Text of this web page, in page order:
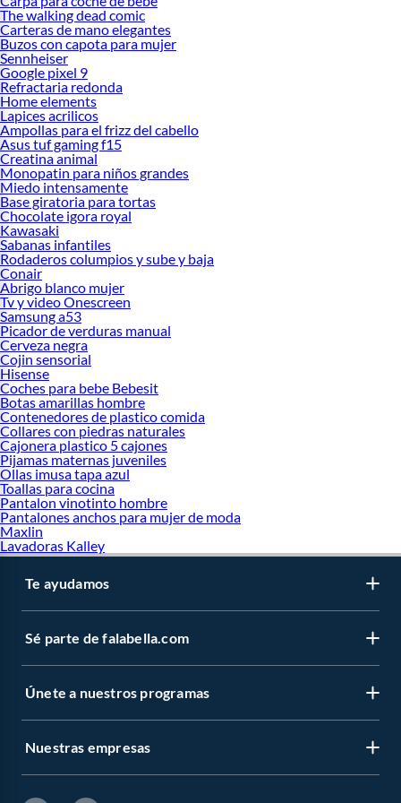
The walking dead comic
Carteras de mano elegantes
Buzos con capota para mujer
Sennheiser
Google pixel 9
Refractaria redonda
Home elements
Lapices acrilicos
Ampollas para el frizz del cabello
Asus tuf gaming f15
Creatina animal
Monopatin para niños grandes
Miedo intensamente
Base giratoria para tortas
Chocolate igora royal
Kawasaki
Sabanas infantiles
Rodaderos columpios y sube y baja
Conair
Abrigo blanco mujer
Tv y video Onescreen
Samsung a53
Picador de verduras manual
Cerveza negra
Cojin sensorial
Hisense
Coches para bebe Bebesit
Botas amarillas hombre
Contenedores de plastico comida
Collares con piedras naturales
Cajonera plastico 5 cajones
Pijamas maternas juveniles
Ollas imusa tapa azul
Toallas para cocina
Pantalon vinotinto hombre
Pantalones anchos para mujer de moda
Maxlin
Lavadoras Kalley
Te ayudamos
Sé parte de falabella.com
Únete a nuestros programas
Nuestras empresas